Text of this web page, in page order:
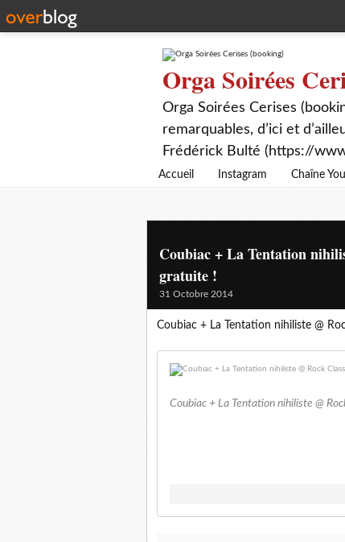
Orga Soirées
Orga Soirées Cerises
remarquables, d’ici et
Frédérick Bulté (https://
Accueil Instagram Chaîne
Coubiac + La Tentation
gratuite !
31 Octobre 2014
Coubiac + La Tentation nihiliste @
Coubiac + La Tentation nihiliste @